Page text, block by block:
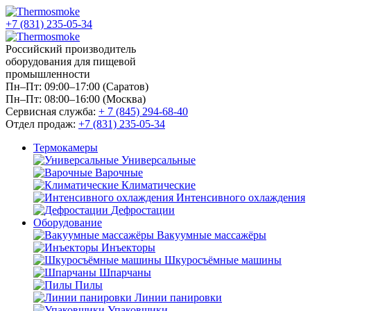
+7 (831) 235-05-34
Российский производитель
оборудования для пищевой
промышленности
Пн–Пт: 09:00–17:00 (Саратов)
Пн–Пт: 08:00–16:00 (Москва)
Сервисная служба: + 7 (845) 294-68-40
Отдел продаж: +7 (831) 235-05-34
Термокамеры
Универсальные
Варочные
Климатические
Интенсивного охлаждения
Дефростации
Оборудование
Вакуумные массажёры
Инъекторы
Шкуросъёмные машины
Шпарчаны
Пилы
Линии панировки